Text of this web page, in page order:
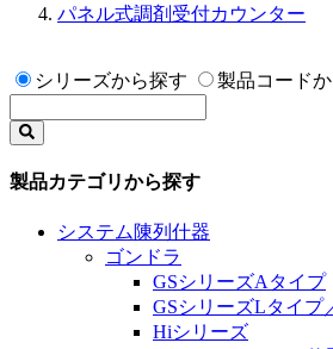
パネル式調剤受付カウンター
シリーズから探す 製品コード
製品カテゴリから探す
システム陳列什器
ゴンドラ
GSシリーズAタイプ
GSシリーズLタイプ
Hiシリーズ